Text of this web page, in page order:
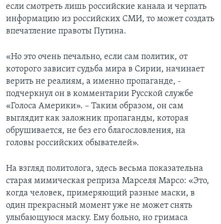
если смотреть лишь российские канала и черпать
информацию из российских СМИ, то может создать
впечатление правоты Путина.
«Но это очень печально, если сам политик, от
которого зависит судьба мира в Сирии, начинает
верить не реалиям, а именно пропаганде, -
подчеркнул он в комментарии Русской службе
«Голоса Америки». – Таким образом, он сам
выглядит как заложник пропаганды, которая
обрушивается, не без его благословления, на
головы российских обывателей».
На взгляд политолога, здесь весьма показательна
старая мимическая реприза Марселя Марсо: «Это,
когда человек, примеряющий разные маски, в
один прекрасный момент уже не может снять
улыбающуюся маску. Ему больно, но гримаса